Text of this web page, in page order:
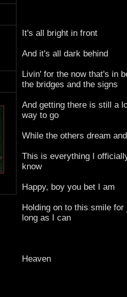
It's all bright in front
And it's all dark behind
Livin' for the now that's in
the bridges and the signs
And getting there is still a
way to go
While the others dream
This is everything I
know
Happy, boy you bet I am
Holding on to this smile for
long as I can
Heaven